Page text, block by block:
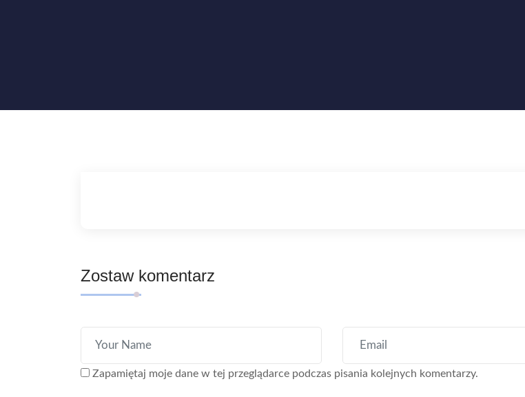
Zostaw komentarz
Zapamiętaj moje dane w tej przeglądarce podczas pisania kolejnych komentarzy.